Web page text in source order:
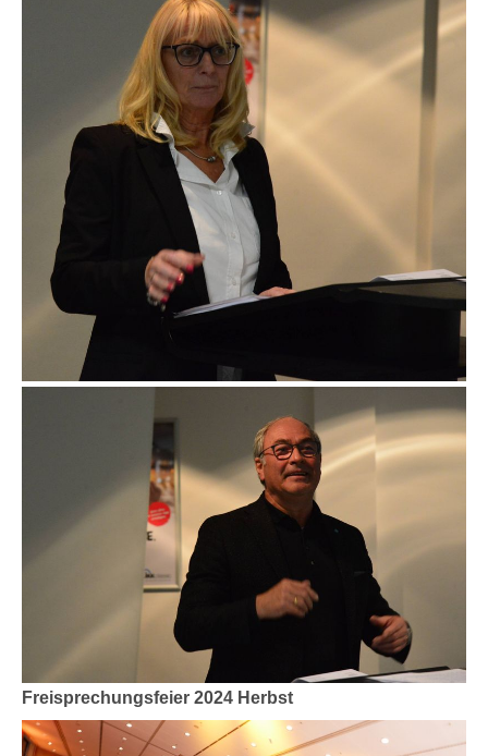
Freisprechungsfeier 2024 Herbst